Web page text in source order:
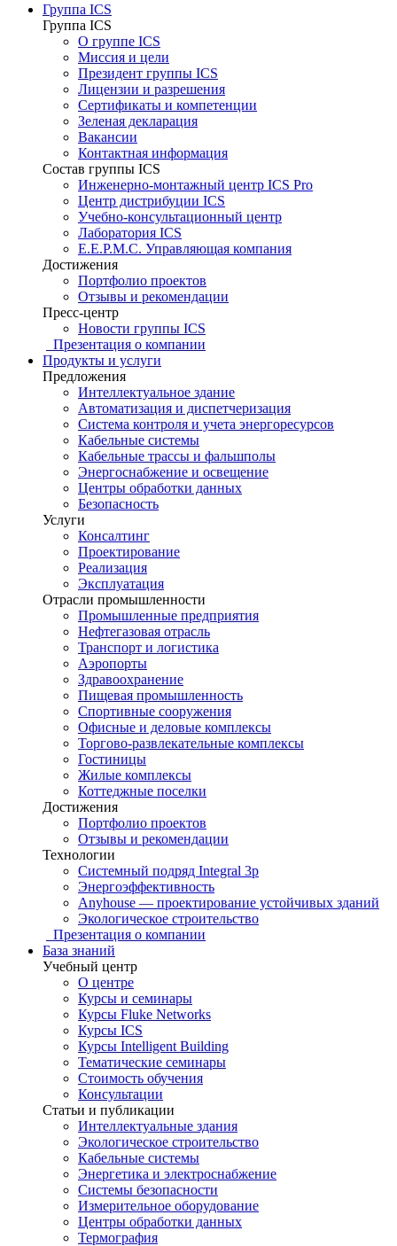
Группа ICS
Группа ICS
О группе ICS
Миссия и цели
Президент группы ICS
Лицензии и разрешения
Сертификаты и компетенции
Зеленая декларация
Вакансии
Контактная информация
Состав группы ICS
Инженерно-монтажный центр ICS Pro
Центр дистрибуции ICS
Учебно-консультационный центр
Лаборатория ICS
E.E.P.M.C. Управляющая компания
Достижения
Портфолио проектов
Отзывы и рекомендации
Пресс-центр
Новости группы ICS
Презентация о компании
Продукты и услуги
Предложения
Интеллектуальное здание
Автоматизация и диспетчеризация
Система контроля и учета энергоресурсов
Кабельные системы
Кабельные трассы и фальшполы
Энергоснабжение и освещение
Центры обработки данных
Безопасность
Услуги
Консалтинг
Проектирование
Реализация
Эксплуатация
Отрасли промышленности
Промышленные предприятия
Нефтегазовая отрасль
Транспорт и логистика
Аэропорты
Здравоохранение
Пищевая промышленность
Спортивные сооружения
Офисные и деловые комплексы
Торгово-развлекательные комплексы
Гостиницы
Жилые комплексы
Коттеджные поселки
Достижения
Портфолио проектов
Отзывы и рекомендации
Технологии
Системный подряд Integral 3p
Энергоэффективность
Anyhouse — проектирование устойчивых зданий
Экологическое строительство
Презентация о компании
База знаний
Учебный центр
О центре
Курсы и семинары
Курсы Fluke Networks
Курсы ICS
Курсы Intelligent Building
Тематические семинары
Стоимость обучения
Консультации
Статьи и публикации
Интеллектуальные здания
Экологическое строительство
Кабельные системы
Энергетика и электроснабжение
Системы безопасности
Измерительное оборудование
Центры обработки данных
Термография